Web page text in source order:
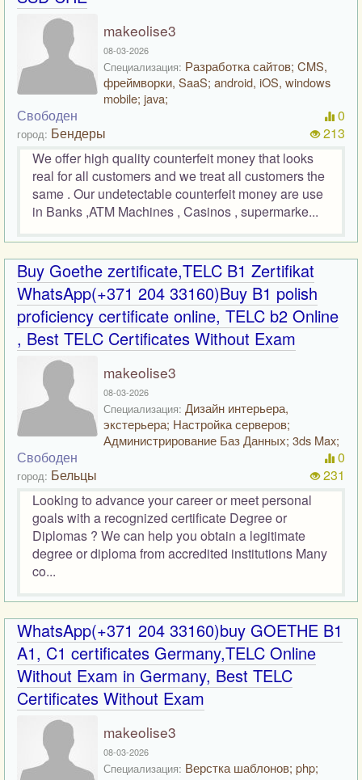
makeolise3
08-03-2026
Специализация: Разработка сайтов; CMS,
фреймворки, SaaS; android, iOS, windows
mobile; java;
Свободен
город: Бендеры
0
213
We offer high quality counterfeit money that looks
real for all customers and we treat all customers the
same . Our undetectable counterfeit money are use
in Banks ,ATM Machines , Casinos , supermarke...
Buy Goethe zertificate,TELC B1 Zertifikat
WhatsApp(+371 204 33160)Buy B1 polish
proficiency certificate online, TELC b2 Online
, Best TELC Certificates Without Exam
makeolise3
08-03-2026
Специализация: Дизайн интерьера,
экстерьера; Настройка серверов;
Администрирование Баз Данных; 3ds Max;
Свободен
город: Бельцы
0
231
Looking to advance your career or meet personal
goals with a recognized certificate Degree or
Diplomas ? We can help you obtain a legitimate
degree or diploma from accredited institutions Many
co...
WhatsApp(+371 204 33160)buy GOETHE B1
A1, C1 certificates Germany,TELC Online
Without Exam in Germany, Best TELC
Certificates Without Exam
makeolise3
08-03-2026
Специализация: Верстка шаблонов; php;